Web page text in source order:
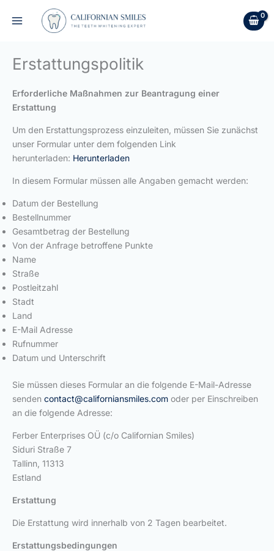
Inhalt
Erstattungspolitik
Erforderliche Maßnahmen zur Beantragung einer
Erstattung
Um den Erstattungsprozess einzuleiten, müssen Sie zunächst
unser Formular unter dem folgenden Link
herunterladen: Herunterladen
In diesem Formular müssen alle Angaben gemacht werden:
Datum der Bestellung
Bestellnummer
Gesamtbetrag der Bestellung
Von der Anfrage betroffene Punkte
Name
Straße
Postleitzahl
Stadt
Land
E-Mail Adresse
Rufnummer
Datum und Unterschrift
Sie müssen dieses Formular an die folgende E-Mail-Adresse
senden contact@californiansmiles.com oder per Einschreiben
an die folgende Adresse:
Ferber Enterprises OÜ (c/o Californian Smiles)
Siduri Straße 7
Tallinn, 11313
Estland
Erstattung
Die Erstattung wird innerhalb von 2 Tagen bearbeitet.
Erstattungsbedingungen